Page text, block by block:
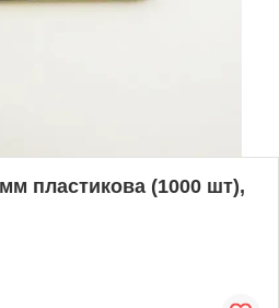
пластикова (1000 шт),